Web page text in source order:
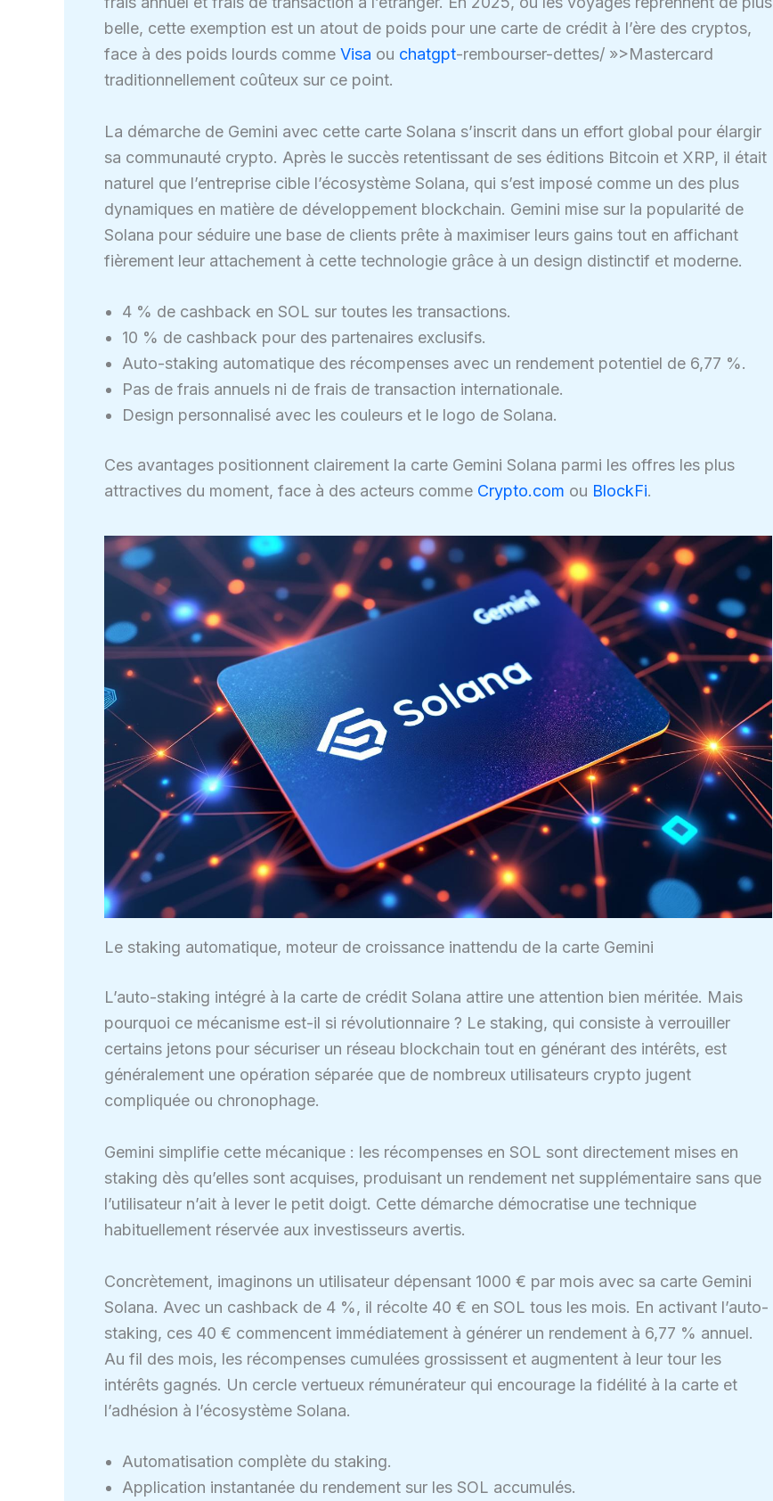
belle, cette exemption est un atout de poids pour une carte de crédit à l’ère des cryptos,
face à des poids lourds comme Visa ou chatgpt-rembourser-dettes/ »>Mastercard
traditionnellement coûteux sur ce point.
La démarche de Gemini avec cette carte Solana s’inscrit dans un effort global pour élargir
sa communauté crypto. Après le succès retentissant de ses éditions Bitcoin et XRP, il était
naturel que l’entreprise cible l’écosystème Solana, qui s’est imposé comme un des plus
dynamiques en matière de développement blockchain. Gemini mise sur la popularité de
Solana pour séduire une base de clients prête à maximiser leurs gains tout en affichant
fièrement leur attachement à cette technologie grâce à un design distinctif et moderne.
4 % de cashback en SOL sur toutes les transactions.
10 % de cashback pour des partenaires exclusifs.
Auto-staking automatique des récompenses avec un rendement potentiel de 6,77 %.
Pas de frais annuels ni de frais de transaction internationale.
Design personnalisé avec les couleurs et le logo de Solana.
Ces avantages positionnent clairement la carte Gemini Solana parmi les offres les plus
attractives du moment, face à des acteurs comme Crypto.com ou BlockFi.
Le staking automatique, moteur de croissance inattendu de la carte Gemini
L’auto-staking intégré à la carte de crédit Solana attire une attention bien méritée. Mais
pourquoi ce mécanisme est-il si révolutionnaire ? Le staking, qui consiste à verrouiller
certains jetons pour sécuriser un réseau blockchain tout en générant des intérêts, est
généralement une opération séparée que de nombreux utilisateurs crypto jugent
compliquée ou chronophage.
Gemini simplifie cette mécanique : les récompenses en SOL sont directement mises en
staking dès qu’elles sont acquises, produisant un rendement net supplémentaire sans que
l’utilisateur n’ait à lever le petit doigt. Cette démarche démocratise une technique
habituellement réservée aux investisseurs avertis.
Concrètement, imaginons un utilisateur dépensant 1000 € par mois avec sa carte Gemini
Solana. Avec un cashback de 4 %, il récolte 40 € en SOL tous les mois. En activant l’auto-
staking, ces 40 € commencent immédiatement à générer un rendement à 6,77 % annuel.
Au fil des mois, les récompenses cumulées grossissent et augmentent à leur tour les
intérêts gagnés. Un cercle vertueux rémunérateur qui encourage la fidélité à la carte et
l’adhésion à l’écosystème Solana.
Automatisation complète du staking.
Application instantanée du rendement sur les SOL accumulés.